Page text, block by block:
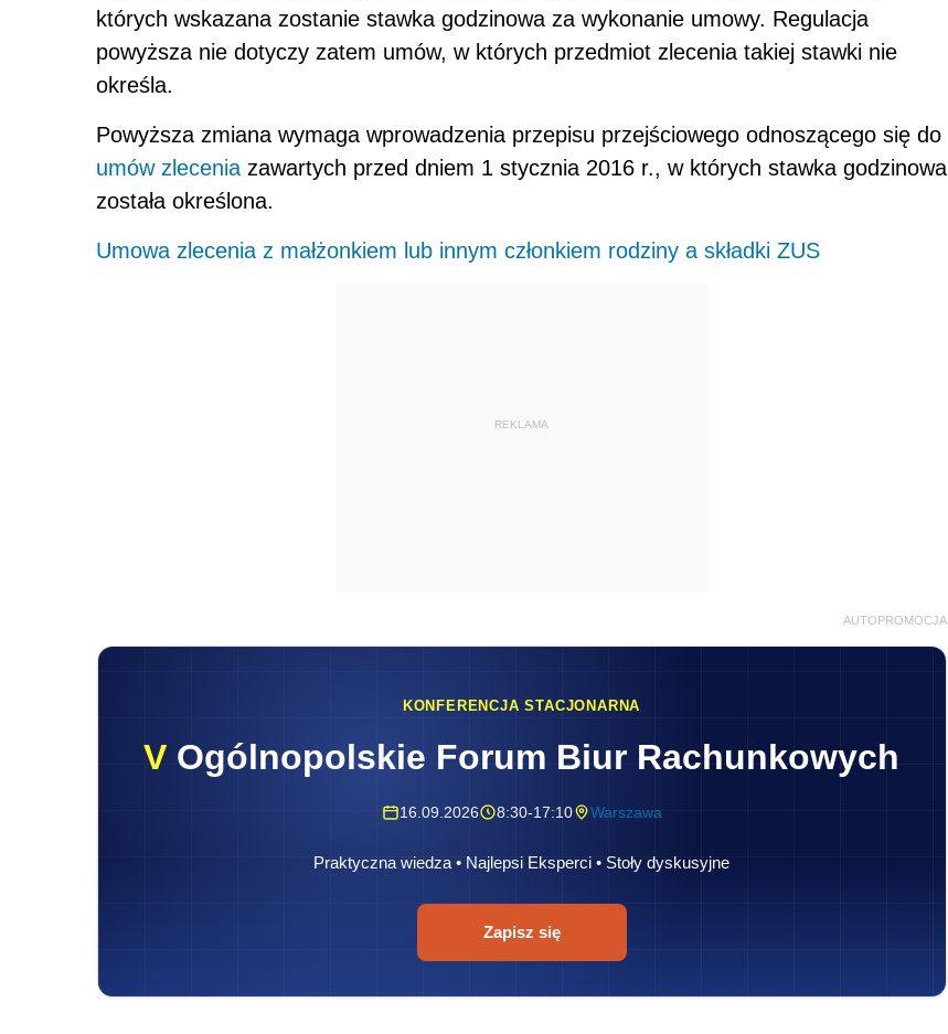
których wskazana zostanie stawka godzinowa za wykonanie umowy. Regulacja
powyższa nie dotyczy zatem umów, w których przedmiot zlecenia takiej stawki nie
określa.
Powyższa zmiana wymaga wprowadzenia przepisu przejściowego odnoszącego się do
umów zlecenia zawartych przed dniem 1 stycznia 2016 r., w których stawka godzinowa
została określona.
Umowa zlecenia z małżonkiem lub innym członkiem rodziny a składki ZUS
REKLAMA
AUTOPROMOCJA
KONFERENCJA STACJONARNA
V Ogólnopolskie Forum Biur Rachunkowych
16.09.2026 8:30-17:10 Warszawa
Praktyczna wiedza • Najlepsi Eksperci • Stoły dyskusyjne
Zapisz się